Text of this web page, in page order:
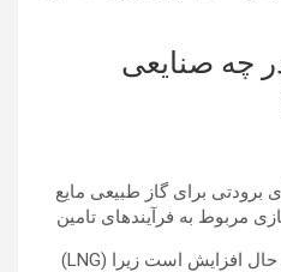
چه صنایعی
برودتی برای گاز طبیعی مایع
مربوط به فرآیندهای تامین
تقاضا برای این نوع سیستم در حال افزایش است زیرا (LNG)